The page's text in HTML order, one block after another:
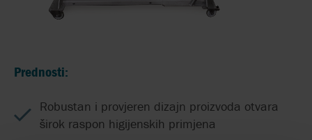
Prednosti:
Robustan i provjeren dizajn proizvoda otvara
širok raspon higijenskih primjena